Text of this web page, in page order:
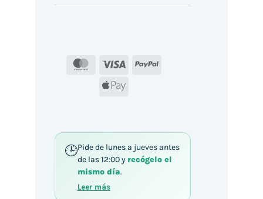
MasterCard
Visa
PayPal
Apple
Pide de lunes a jueves antes
de las 12:00 y recógelo el
mismo día.
Leer más